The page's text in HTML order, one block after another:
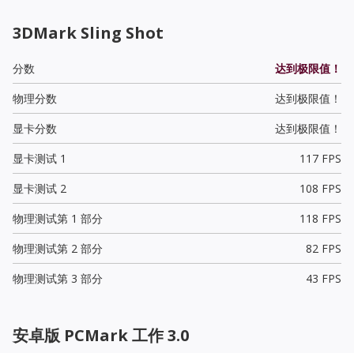
3DMark Sling Shot
分数
达到极限值！
物理分数
达到极限值！
显卡分数
达到极限值！
显卡测试 1
117 FPS
显卡测试 2
108 FPS
物理测试第 1 部分
118 FPS
物理测试第 2 部分
82 FPS
物理测试第 3 部分
43 FPS
安卓版 PCMark 工作 3.0